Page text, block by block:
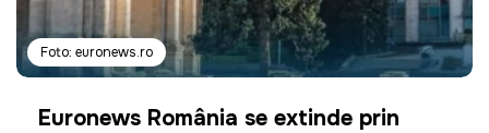
Foto: euronews.ro
Euronews România se extinde prin